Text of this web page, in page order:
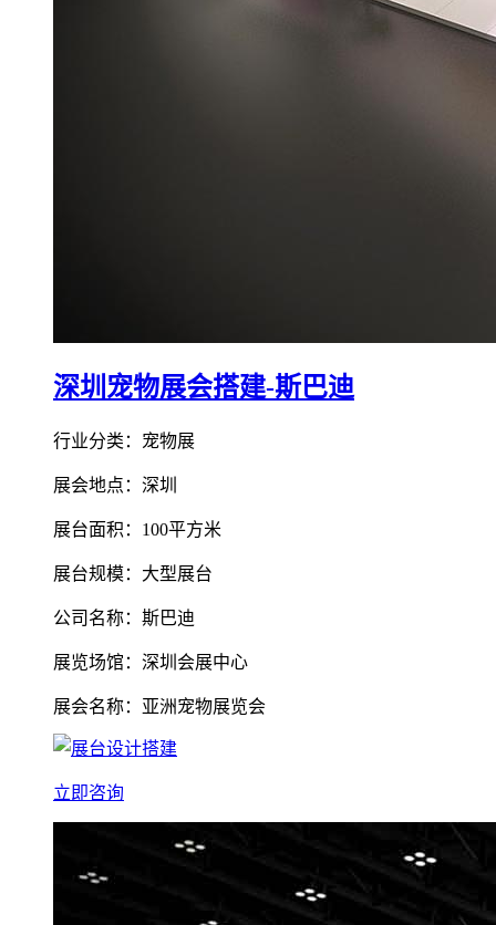
深圳宠物展会搭建-斯巴迪
行业分类：宠物展
展会地点：深圳
展台面积：100平方米
展台规模：大型展台
公司名称：斯巴迪
展览场馆：深圳会展中心
展会名称：亚洲宠物展览会
立即咨询